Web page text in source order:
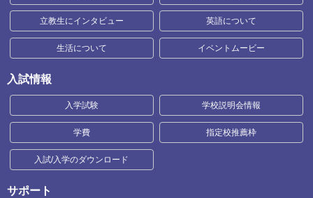
立教生にインタビュー 英語について
生活について イベントムービー
入試情報
入学試験 学校説明会情報
学費 指定校推薦枠
入試/入学のダウンロード
サポート